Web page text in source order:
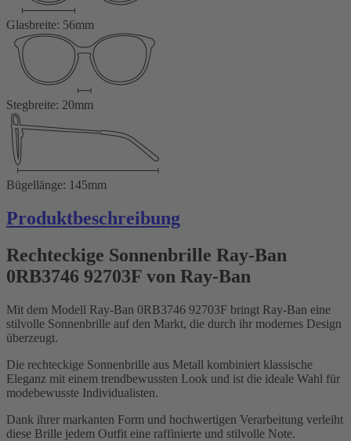
Glasbreite: 56mm
Stegbreite: 20mm
Bügellänge: 145mm
Produktbeschreibung
Rechteckige Sonnenbrille Ray-Ban
0RB3746 92703F von Ray-Ban
Mit dem Modell Ray-Ban 0RB3746 92703F bringt Ray-Ban eine
stilvolle Sonnenbrille auf den Markt, die durch ihr modernes Design
überzeugt.
Die rechteckige Sonnenbrille aus Metall kombiniert klassische
Eleganz mit einem trendbewussten Look und ist die ideale Wahl für
modebewusste Individualisten.
Dank ihrer markanten Form und hochwertigen Verarbeitung verleiht
diese Brille jedem Outfit eine raffinierte und stilvolle Note.